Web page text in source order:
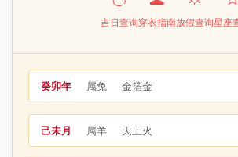
癸卯年 属兔 金箔金
己未月 属羊 天上火
吉日查询穿衣指南放假查询星座